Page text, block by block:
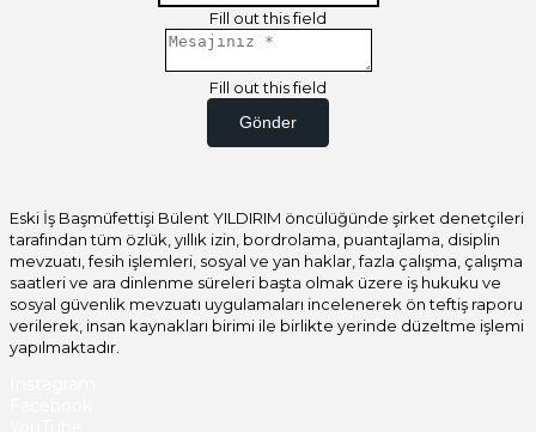
Fill out this field
Fill out this field
Gönder
Eski İş Başmüfettişi Bülent YILDIRIM öncülüğünde şirket denetçileri
tarafından tüm özlük, yıllık izin, bordrolama, puantajlama, disiplin
mevzuatı, fesih işlemleri, sosyal ve yan haklar, fazla çalışma, çalışma
saatleri ve ara dinlenme süreleri başta olmak üzere iş hukuku ve
sosyal güvenlik mevzuatı uygulamaları incelenerek ön teftiş raporu
verilerek, insan kaynakları birimi ile birlikte yerinde düzeltme işlemi
yapılmaktadır.